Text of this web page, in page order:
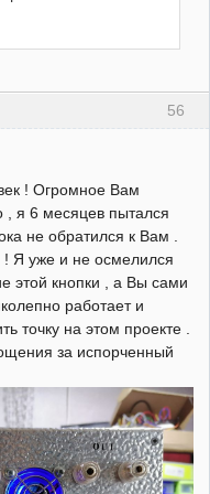
56
! Огромное Вам
, я 6 месяцев пытался
не обратился к Вам .
! Я уже и не осмелился
этой кнопки , а Вы сами
работает и
точку на этом проекте .
за испорченный